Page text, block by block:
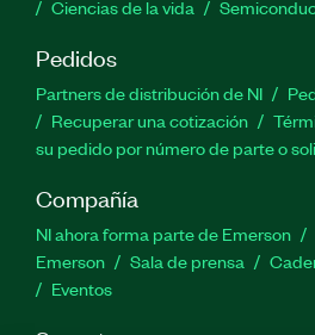
Ciencias de la vida
Pedidos
Partners de distribución de NI
Recuperar una cotización
su pedido por número de parte o
Compañía
NI ahora forma parte de Emerson
Emerson
Sala de prensa
Eventos